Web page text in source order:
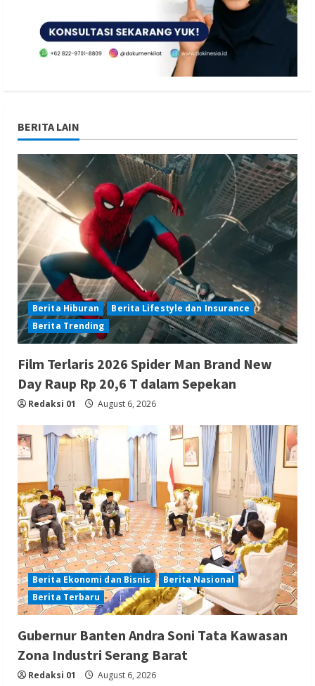
BERITA LAIN
Berita Hiburan
Berita Lifestyle dan Insurance
Berita Trending
Film Terlaris 2026 Spider Man Brand New
Day Raup Rp 20,6 T dalam Sepekan
Redaksi 01 August 6, 2026
Berita Ekonomi dan Bisnis
Berita Nasional
Berita Terbaru
Gubernur Banten Andra Soni Tata Kawasan
Zona Industri Serang Barat
Redaksi 01 August 6, 2026